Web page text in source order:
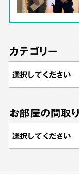
カテゴリー
お部屋の間取り